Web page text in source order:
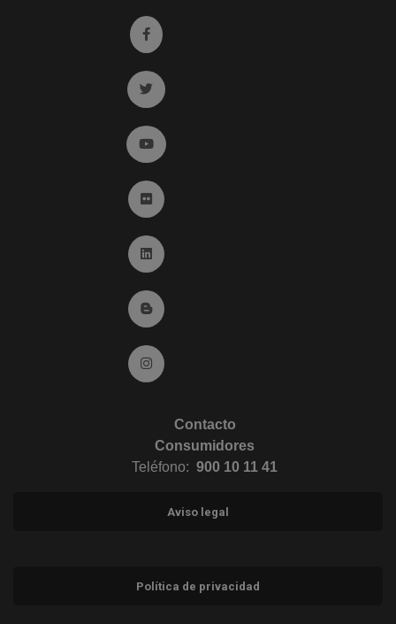
Ir a facebook (abre en ventana nueva)
Ir a twitter (abre en ventana nueva)
Ir a YouTube (abre en ventana nueva)
Ir a Flickr (abre en ventana nueva)
Ir a Linkedin (abre en ventana nueva)
Ir al Blog (abre en ventana nueva)
Ir a Instagram (abre en ventana nueva)
Contacto
Consumidores
Teléfono: 900 10 11 41
Aviso legal
Política de privacidad